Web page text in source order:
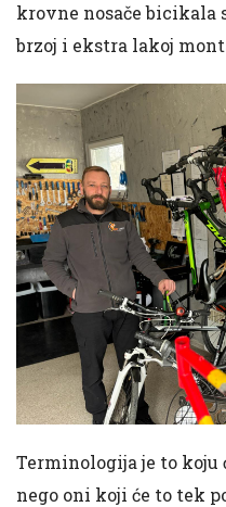
krovne nosače bicikala
brzoj i ekstra lakoj
Terminologija je to
nego oni koji će to tek